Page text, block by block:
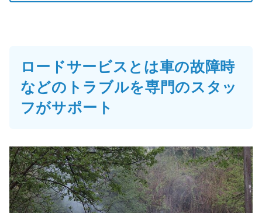
ロードサービスとは車の故障時
などのトラブルを専門のスタッ
フがサポート